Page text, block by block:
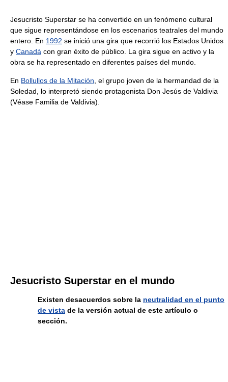
Jesucristo Superstar se ha convertido en un fenómeno cultural
que sigue representándose en los escenarios teatrales del mundo
entero. En 1992 se inició una gira que recorrió los Estados Unidos
y Canadá con gran éxito de público. La gira sigue en activo y la
obra se ha representado en diferentes países del mundo.
En Bollullos de la Mitación, el grupo joven de la hermandad de la
Soledad, lo interpretó siendo protagonista Don Jesús de Valdivia
(Véase Familia de Valdivia).
Jesucristo Superstar en el mundo
Existen desacuerdos sobre la neutralidad en el punto
de vista de la versión actual de este artículo o
sección.